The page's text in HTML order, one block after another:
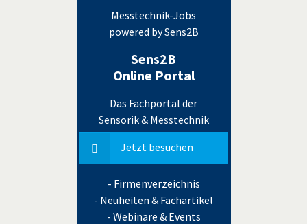
Messtechnik-Jobs
powered by Sens2B
Sens2B
Online Portal
Das Fachportal der
Sensorik & Messtechnik
Jetzt besuchen
- Firmenverzeichnis
- Neuheiten & Fachartikel
- Webinare & Events